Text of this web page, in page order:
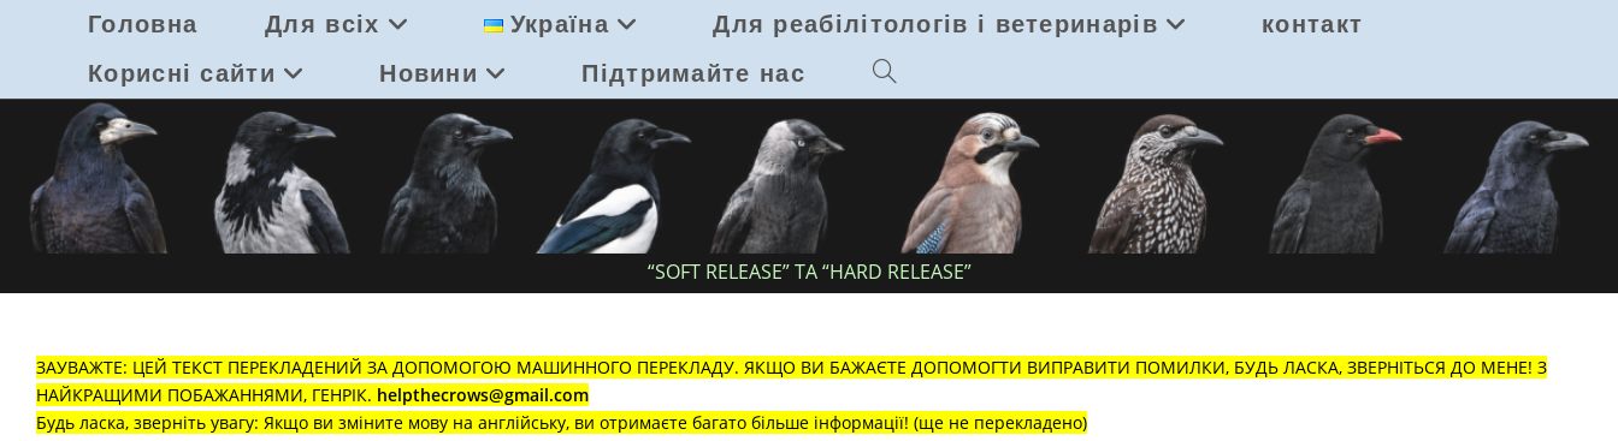
Головна Для всіх Україна Для реабілітологів і ветеринарів
контакт
Корисні сайти
Новини Підтримайте нас Перемкнути
сайті
“SOFT RELEASE” ТА “HARD RELEASE”
ЗАУВАЖТЕ: ЦЕЙ ТЕКСТ ПЕРЕКЛАДЕНИЙ ЗА ДОПОМОГОЮ МАШИННОГО ПЕРЕКЛАДУ. ЯКЩО ВИ БАЖАЄТЕ ДОПОМОГТИ ВИПРАВИТИ ПОМИЛКИ, БУДЬ ЛАСКА, ЗВЕРНІТЬСЯ ДО МЕНЕ! З
НАЙКРАЩИМИ ПОБАЖАННЯМИ, ГЕНРІК. helpthecrows@gmail.com
Будь ласка, зверніть увагу: Якщо ви зміните мову на англійську, ви отримаєте багато більше інформації! (ще не перекладено)